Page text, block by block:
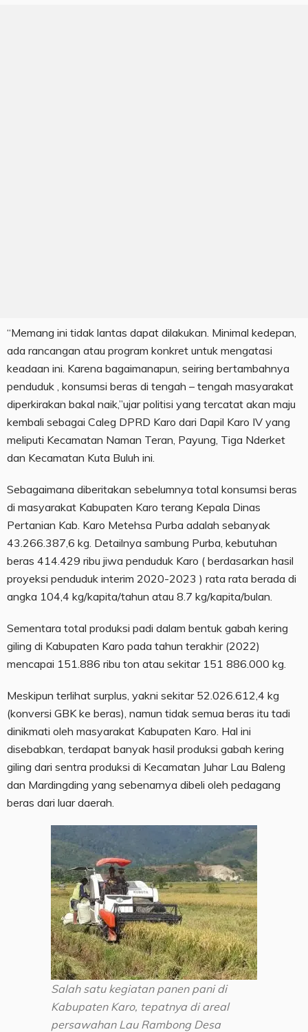
“Memang ini tidak lantas dapat dilakukan. Minimal kedepan,
ada rancangan atau program konkret untuk mengatasi
keadaan ini. Karena bagaimanapun, seiring bertambahnya
penduduk , konsumsi beras di tengah – tengah masyarakat
diperkirakan bakal naik,”ujar politisi yang tercatat akan maju
kembali sebagai Caleg DPRD Karo dari Dapil Karo IV yang
meliputi Kecamatan Naman Teran, Payung, Tiga Nderket
dan Kecamatan Kuta Buluh ini.
Sebagaimana diberitakan sebelumnya total konsumsi beras
di masyarakat Kabupaten Karo terang Kepala Dinas
Pertanian Kab. Karo Metehsa Purba adalah sebanyak
43.266.387,6 kg. Detailnya sambung Purba, kebutuhan
beras 414.429 ribu jiwa penduduk Karo ( berdasarkan hasil
proyeksi penduduk interim 2020-2023 ) rata rata berada di
angka 104,4 kg/kapita/tahun atau 8.7 kg/kapita/bulan.
Sementara total produksi padi dalam bentuk gabah kering
giling di Kabupaten Karo pada tahun terakhir (2022)
mencapai 151.886 ribu ton atau sekitar 151 886.000 kg.
Meskipun terlihat surplus, yakni sekitar 52.026.612,4 kg
(konversi GBK ke beras), namun tidak semua beras itu tadi
dinikmati oleh masyarakat Kabupaten Karo. Hal ini
disebabkan, terdapat banyak hasil produksi gabah kering
giling dari sentra produksi di Kecamatan Juhar Lau Baleng
dan Mardingding yang sebenarnya dibeli oleh pedagang
beras dari luar daerah.
Salah satu kegiatan panen pani di
Kabupaten Karo, tepatnya di areal
persawahan Lau Rambong Desa